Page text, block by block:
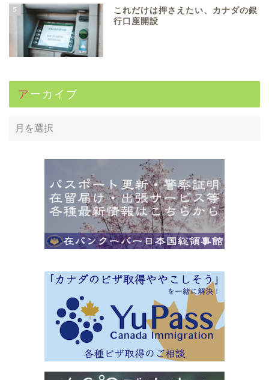
5
これだけは押さえたい、カナダの銀
行口座開設
アーカイブ